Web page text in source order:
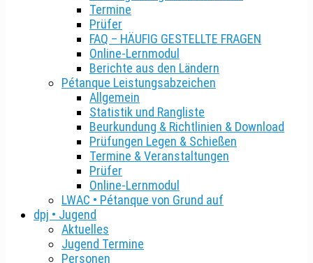
Termine
Prüfer
FAQ – HÄUFIG GESTELLTE FRAGEN
Online-Lernmodul
Berichte aus den Ländern
Pétanque Leistungsabzeichen
Allgemein
Statistik und Rangliste
Beurkundung & Richtlinien & Download
Prüfungen Legen & Schießen
Termine & Veranstaltungen
Prüfer
Online-Lernmodul
LWAC • Pétanque von Grund auf
dpj • Jugend
Aktuelles
Jugend Termine
Personen